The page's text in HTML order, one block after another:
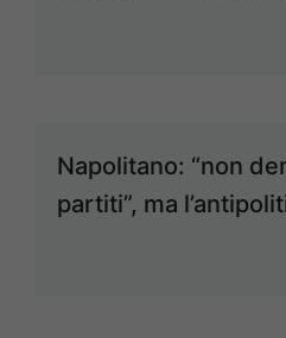
Napolitano: “non
partiti”, ma